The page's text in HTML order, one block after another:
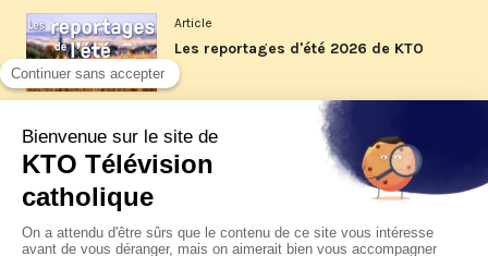
Article
Les reportages d'été 2026 de KTO
La visite pastorale du pape Léon
XIV à Assise à suivre sur KTO le
jeudi 6 août
Article